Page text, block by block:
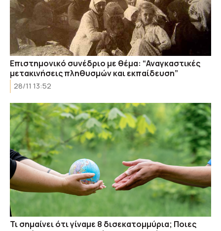
Επιστημονικό συνέδριο με θέμα: “Αναγκαστικές
μετακινήσεις πληθυσμών και εκπαίδευση”
28/11 13:52
Τι σημαίνει ότι γίναμε 8 δισεκατομμύρια; Ποιες